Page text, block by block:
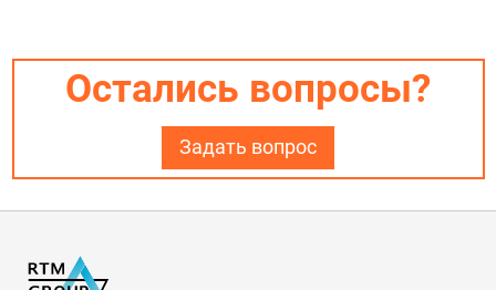
Остались вопросы?
Задать вопрос